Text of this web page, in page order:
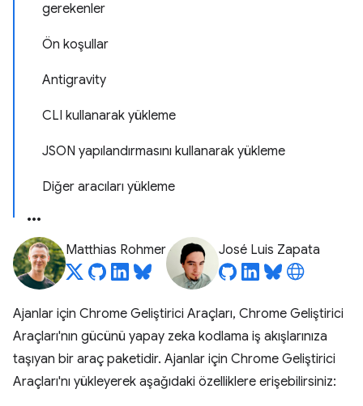
gerekenler
Ön koşullar
Antigravity
CLI kullanarak yükleme
JSON yapılandırmasını kullanarak yükleme
Diğer aracıları yükleme
Matthias Rohmer José Luis Zapata
Ajanlar için Chrome Geliştirici Araçları, Chrome Geliştirici
Araçları'nın gücünü yapay zeka kodlama iş akışlarınıza
taşıyan bir araç paketidir. Ajanlar için Chrome Geliştirici
Araçları'nı yükleyerek aşağıdaki özelliklere erişebilirsiniz: